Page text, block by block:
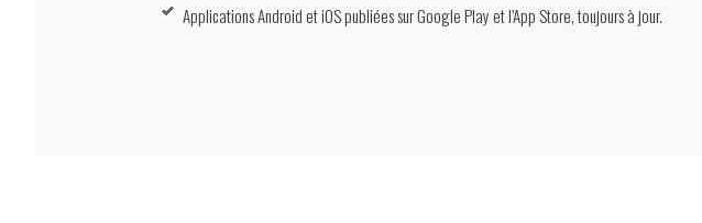
Applications Android et iOS publiées sur Google Play et l’App Store, toujours à jour.